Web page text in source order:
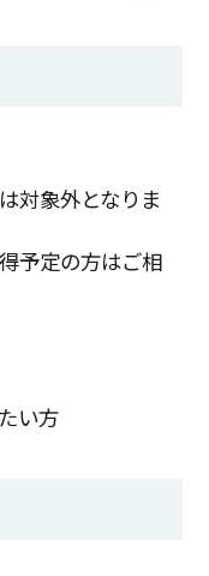
対象外となりま
予定の方はご相
い方